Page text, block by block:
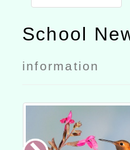
社群領導人第
3次培訓研
School
information